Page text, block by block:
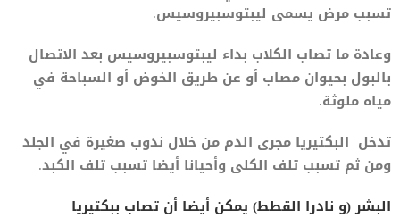
تسبب مرض يسمى ليبتوسبيروسيس.
وعادة ما تصاب الكلاب بداء ليبتوسبيروسيس بعد الاتصال
بالبول بحيوان مصاب أو عن طريق الخوض أو السباحة في
مياه ملوثة.
تدخل البكتيريا مجرى الدم من خلال ندوب صغيرة في الجلد
ومن ثم تسبب تلف الكلى وأحيانا أيضا تسبب تلف الكبد.
البشر (و نادرا القطط) يمكن أيضا أن تصاب ببكتيريا